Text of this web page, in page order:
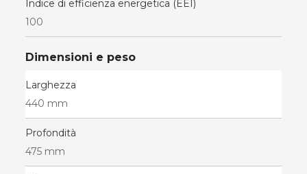
Indice di efficienza energetica (EEI)
100
Dimensioni e peso
Larghezza
440 mm
Profondità
475 mm